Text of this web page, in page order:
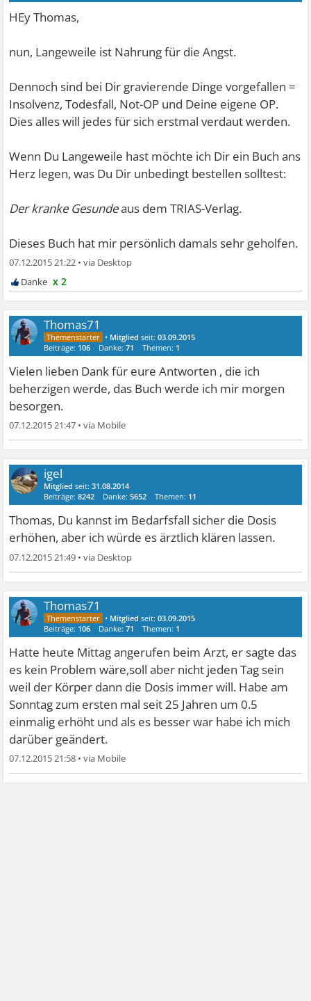
HEy Thomas,
nun, Langeweile ist Nahrung für die Angst.
Dennoch sind bei Dir gravierende Dinge vorgefallen =
Insolvenz, Todesfall, Not-OP und Deine eigene OP.
Dies alles will jedes für sich erstmal verdaut werden.
Wenn Du Langeweile hast möchte ich Dir ein Buch ans
Herz legen, was Du Dir unbedingt bestellen solltest:
Der kranke Gesundeaus dem TRIAS-Verlag.
Dieses Buch hat mir persönlich damals sehr geholfen.
07.12.2015 21:22 •
x 2
Thomas71
• Mitglied seit:03.09.2015
Beiträge: 106 Danke:71 Themen: 1
Vielen lieben Dank für eure Antworten , die ich
beherzigen werde, das Buch werde ich mir morgen
besorgen.
07.12.2015 21:47 •
igel
Mitglied seit:31.08.2014
Beiträge:8242 Danke:5652 Themen: 11
Thomas, Du kannst im Bedarfsfall sicher die Dosis
erhöhen, aber ich würde es ärztlich klären lassen.
07.12.2015 21:49 •
Thomas71
• Mitglied seit:03.09.2015
Beiträge: 106 Danke:71 Themen: 1
Hatte heute Mittag angerufen beim Arzt, er sagte das
es kein Problem wäre,soll aber nicht jeden Tag sein
weil der Körper dann die Dosis immer will. Habe am
Sonntag zum ersten mal seit 25 Jahren um 0.5
einmalig erhöht und als es besser war habe ich mich
darüber geändert.
07.12.2015 21:58 •